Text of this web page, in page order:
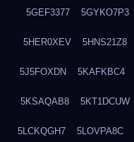
5GEF3377 5GYKO7P3
5HER0XEV 5HNS21Z8
5J5FOXDN 5KAFKBC4
5KSAQAB8 5KT1DCUW
5LCKQGH7 5LOVPA8C